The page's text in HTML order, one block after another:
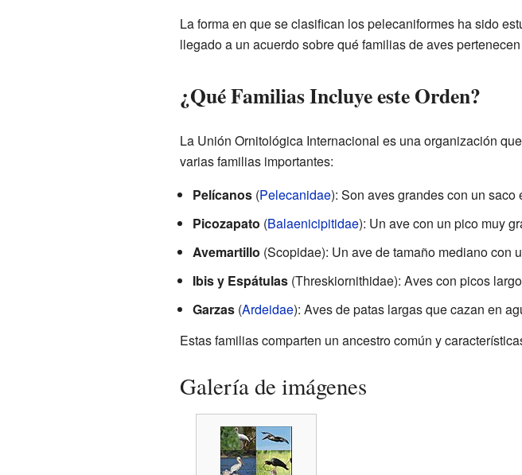
La forma en que se clasifican los pelecaniformes ha sido
llegado a un acuerdo sobre qué familias de aves
¿Qué Familias Incluye este Orden?
La Unión Ornitológica Internacional es una organización
varias familias importantes:
Pelícanos(Pelecanidae): Son aves grandes con un
Picozapato (Balaenicipitidae): Un ave con un pico muy
Avemartillo (Scopidae): Un ave de tamaño mediano con
Ibis y Espátulas(Threskiornithidae): Aves con picos
Garzas(Ardeidae): Aves de patas largas que cazan en
Estas familias comparten un ancestro común y
Galería de imágenes